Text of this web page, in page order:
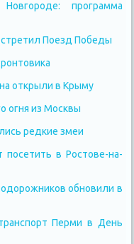
программа
Поезд Победы
открыли в Крыму
огня из Москвы
редкие змеи
в Ростове-на-
обновили в
Перми в День